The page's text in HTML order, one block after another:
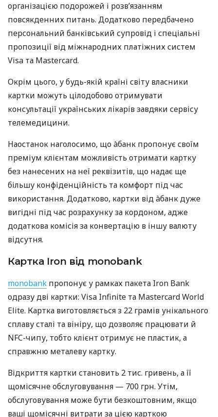
організацією подорожей і розв’язанням
повсякденних питань. Додатково передбачено
персональний банківський супровід і спеціальні
пропозиції від міжнародних платіжних систем
Visa та Mastercard.
Окрім цього, у будь-якій країні світу власники
картки можуть цілодобово отримувати
консультації українських лікарів завдяки сервісу
телемедицини.
Наостанок наголосимо, що àбанк пропонує своїм
преміум клієнтам можливість отримати картку
без нанесених на неї реквізитів, що надає ще
більшу конфіденційність та комфорт під час
використання. Додатково, картки від àбанк дуже
вигідні під час розрахунку за кордоном, адже
додаткова комісія за конвертацію в іншу валюту
відсутня.
Картка Iron від monobank
monobank пропонує у рамках пакета Iron Bank
одразу дві картки: Visa Infinite та Mastercard World
Elite. Картка виготовляється з 22 грамів унікального
сплаву сталі та вініру, що дозволяє працювати й
NFC-чипу, тобто клієнт отримує не пластик, а
справжню металеву картку.
Відкриття картки становить 2 тис. гривень, а її
щомісячне обслуговування — 700 грн. Утім,
обслуговування може бути безкоштовним, якщо
ваші щомісячні витрати за цією карткою